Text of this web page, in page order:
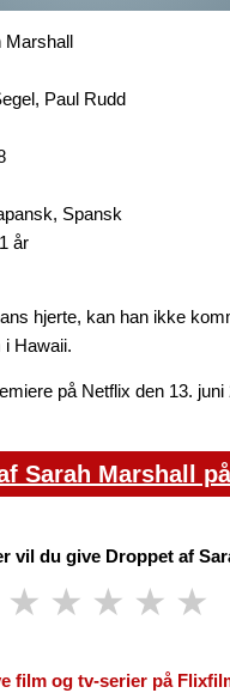
Marshall
Paul Rudd
Spansk
år
hjerte, kan han ikke
Hawaii.
på Netflix den 13. juni
Sarah Marshall
vil du give Droppet af
★ ★ ★ ★ ★
film og tv-serier på